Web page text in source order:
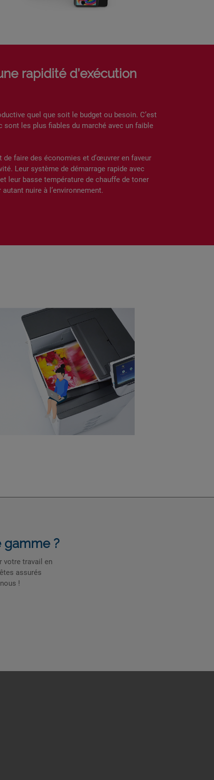
rapidité d’exécution
quel que soit le budget ou besoin. C’est
les plus fiables du marché avec un faible
faire des économies et d’œuvrer en faveur
Leur système de démarrage rapide avec
leur basse température de chauffe de toner
nuire à l’environnement.
gamme ?
votre travail en
assurés
!